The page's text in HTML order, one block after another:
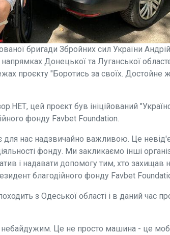
бригади Збройних сил України
Донецької та Луганської
проєкту "Боротись за своїх. Достойне
цей проєкт був ініційований
фонду Favbet Foundation.
для нас надзвичайно важливою. Це
фонду. Ми закликаємо інші
і надавати допомогу тим, хто захищав
благодійного фонду Favbet
з Одеської області і в даний час
Це не просто машина - це